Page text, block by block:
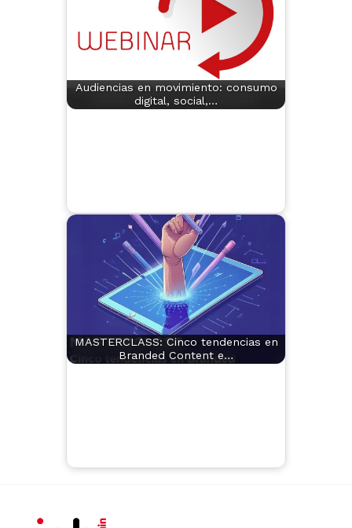
Audiencias en movimiento: consumo
digital, social,…
MASTERCLASS: Cinco tendencias en
Branded Content e…